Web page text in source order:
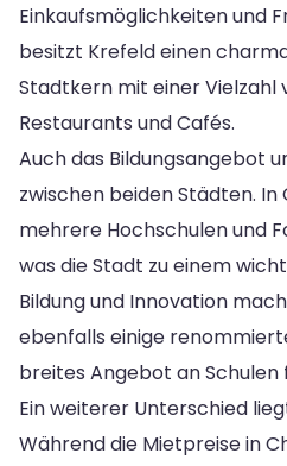
Einkaufsmöglichkeiten und
besitzt Krefeld einen
Stadtkern mit einer Vielzahl
Restaurants und Cafés.
Auch das Bildungsangebot
zwischen beiden Städten.
mehrere Hochschulen und
was die Stadt zu einem
Bildung und Innovation
ebenfalls einige
breites Angebot an
Ein weiterer Unterschied
Während die Mietpreise in